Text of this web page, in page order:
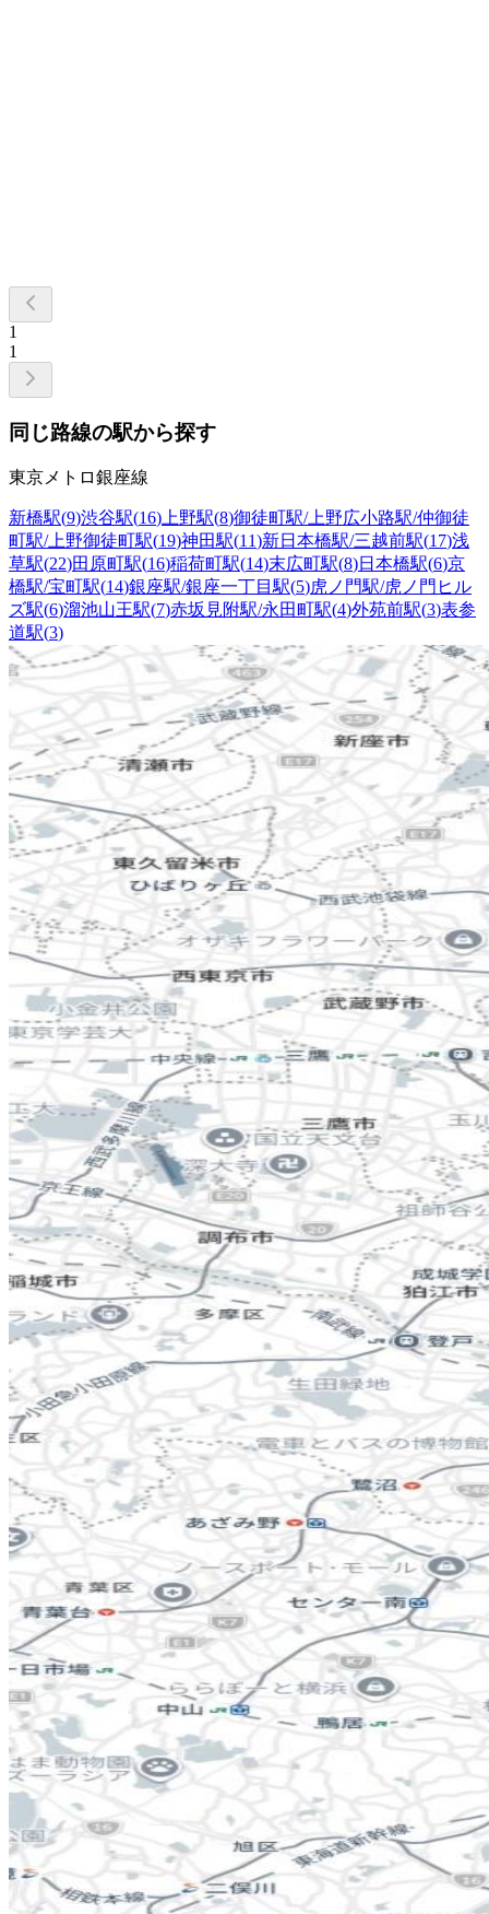
1
1
同じ路線の駅から探す
東京メトロ銀座線
新橋駅(9)渋谷駅(16) 上野駅(8)御徒町駅/上野広小路駅/仲御徒
町駅/上野御徒町駅(19)神田駅(11)新日本橋駅/三越前駅(17)浅
草駅(22)田原町駅(16)稲荷町駅(14)末広町駅(8)日本橋駅(6)京
橋駅/宝町駅(14)銀座駅/銀座一丁目駅(5)虎ノ門駅/虎ノ門ヒル
ズ駅(6)溜池山王駅(7)赤坂見附駅/永田町駅(4)外苑前駅(3)表参
道駅(3)